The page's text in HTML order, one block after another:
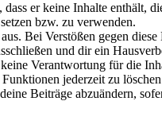
er keine Inhalte enthält,
bzw. zu verwenden.
Bei Verstößen gegen
und dir ein
Verantwortung für die
jederzeit zu
Beiträge abzuändern,